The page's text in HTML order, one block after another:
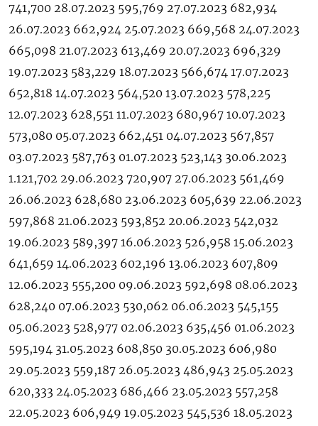
741,700 28.07.2023 595,769 27.07.2023 682,934
26.07.2023 662,924 25.07.2023 669,568 24.07.2023
665,098 21.07.2023 613,469 20.07.2023 696,329
19.07.2023 583,229 18.07.2023 566,674 17.07.2023
652,818 14.07.2023 564,520 13.07.2023 578,225
12.07.2023 628,551 11.07.2023 680,967 10.07.2023
573,080 05.07.2023 662,451 04.07.2023 567,857
03.07.2023 587,763 01.07.2023 523,143 30.06.2023
1.121,702 29.06.2023 720,907 27.06.2023 561,469
26.06.2023 628,680 23.06.2023 605,639 22.06.2023
597,868 21.06.2023 593,852 20.06.2023 542,032
19.06.2023 589,397 16.06.2023 526,958 15.06.2023
641,659 14.06.2023 602,196 13.06.2023 607,809
12.06.2023 555,200 09.06.2023 592,698 08.06.2023
628,240 07.06.2023 530,062 06.06.2023 545,155
05.06.2023 528,977 02.06.2023 635,456 01.06.2023
595,194 31.05.2023 608,850 30.05.2023 606,980
29.05.2023 559,187 26.05.2023 486,943 25.05.2023
620,333 24.05.2023 686,466 23.05.2023 557,258
22.05.2023 606,949 19.05.2023 545,536 18.05.2023